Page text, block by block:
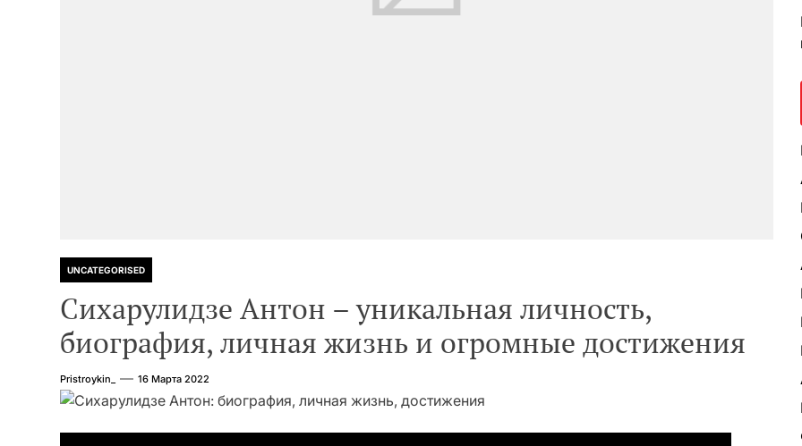
UNCATEGORISED
Сихарулидзе Антон – уникальная личность,
биография, личная жизнь и огромные достижения
Pristroykin_ 16 Марта 2022